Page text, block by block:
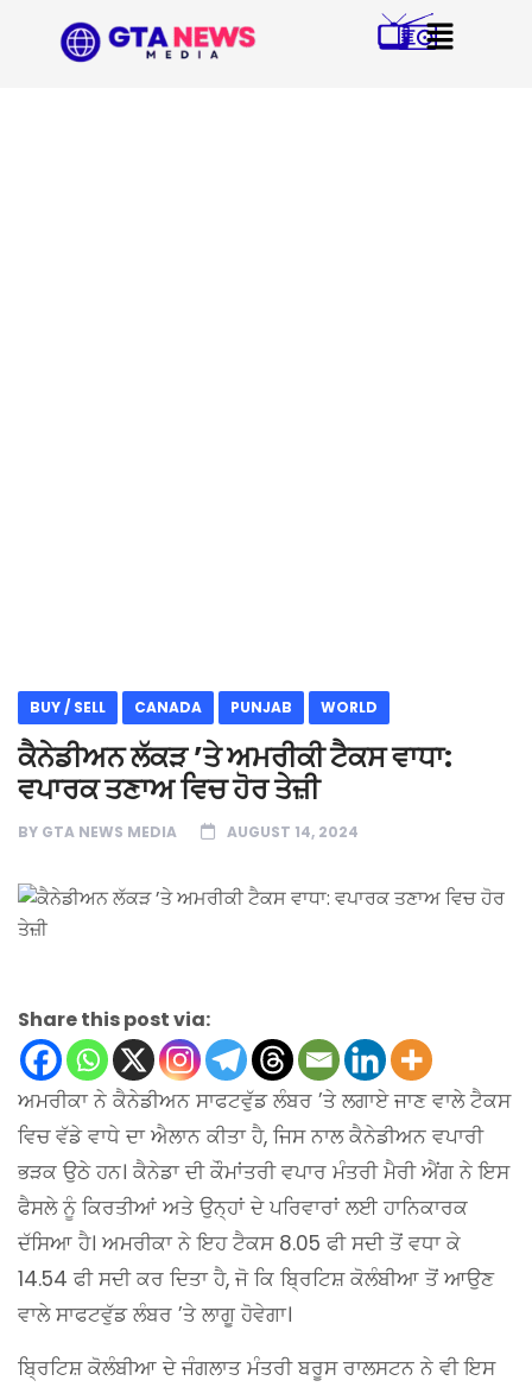
BUY / SELL CANADA PUNJAB WORLD
ਕੈਨੇਡੀਅਨ ਲੱਕੜ ’ਤੇ ਅਮਰੀਕੀ ਟੈਕਸ ਵਾਧਾ:
ਵਪਾਰਕ ਤਣਾਅ ਵਿਚ ਹੋਰ ਤੇਜ਼ੀ
BY GTA NEWS MEDIA AUGUST 14, 2024
Share this post via:
ਅਮਰੀਕਾ ਨੇ ਕੈਨੇਡੀਅਨ ਸਾਫਟਵੁੱਡ ਲੰਬਰ ’ਤੇ ਲਗਾਏ ਜਾਣ ਵਾਲੇ ਟੈਕਸ
ਵਿਚ ਵੱਡੇ ਵਾਧੇ ਦਾ ਐਲਾਨ ਕੀਤਾ ਹੈ, ਜਿਸ ਨਾਲ ਕੈਨੇਡੀਅਨ ਵਪਾਰੀ
ਭੜਕ ਉਠੇ ਹਨ। ਕੈਨੇਡਾ ਦੀ ਕੌਮਾਂਤਰੀ ਵਪਾਰ ਮੰਤਰੀ ਮੈਰੀ ਐਂਗ ਨੇ ਇਸ
ਫੈਸਲੇ ਨੂੰ ਕਿਰਤੀਆਂ ਅਤੇ ਉਨ੍ਹਾਂ ਦੇ ਪਰਿਵਾਰਾਂ ਲਈ ਹਾਨਿਕਾਰਕ
ਦੱਸਿਆ ਹੈ। ਅਮਰੀਕਾ ਨੇ ਇਹ ਟੈਕਸ 8.05 ਫੀ ਸਦੀ ਤੋਂ ਵਧਾ ਕੇ
14.54 ਫੀ ਸਦੀ ਕਰ ਦਿਤਾ ਹੈ, ਜੋ ਕਿ ਬ੍ਰਿਟਿਸ਼ ਕੋਲੰਬੀਆ ਤੋਂ ਆਉਣ
ਵਾਲੇ ਸਾਫਟਵੁੱਡ ਲੰਬਰ ’ਤੇ ਲਾਗੂ ਹੋਵੇਗਾ।
ਬ੍ਰਿਟਿਸ਼ ਕੋਲੰਬੀਆ ਦੇ ਜੰਗਲਾਤ ਮੰਤਰੀ ਬਰੂਸ ਰਾਲਸਟਨ ਨੇ ਵੀ ਇਸ